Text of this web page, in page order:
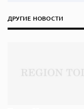
ДРУГИЕ НОВОСТИ